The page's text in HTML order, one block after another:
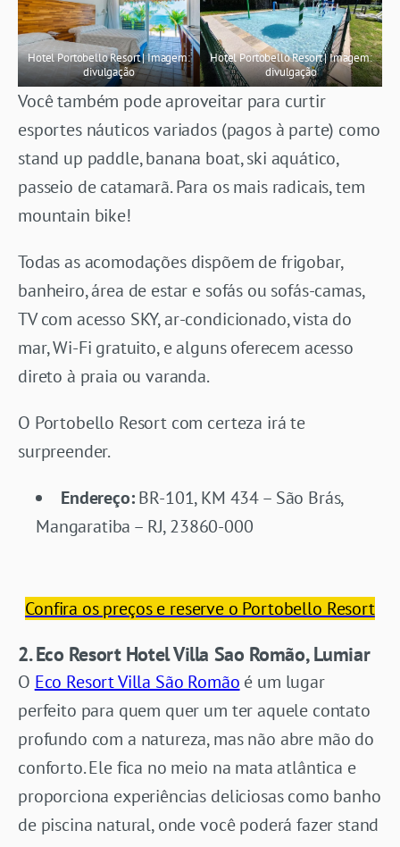
Hotel Portobello Resort | Imagem:
divulgação
Hotel Portobello Resort | Imagem:
divulgação
Você também pode aproveitar para curtir
esportes náuticos variados (pagos à parte) como
stand up paddle, banana boat, ski aquático,
passeio de catamarã. Para os mais radicais, tem
mountain bike!
Todas as acomodações dispõem de frigobar,
banheiro, área de estar e sofás ou sofás-camas,
TV com acesso SKY, ar-condicionado, vista do
mar, Wi-Fi gratuito, e alguns oferecem acesso
direto à praia ou varanda.
O Portobello Resort com certeza irá te
surpreender.
Endereço:BR-101, KM 434 – São Brás,
Mangaratiba – RJ, 23860-000
Confira os preços e reserve o Portobello Resort
2. Eco Resort Hotel Villa Sao Romão, Lumiar
O Eco Resort Villa São Romão é um lugar
perfeito para quem quer um ter aquele contato
profundo com a natureza, mas não abre mão do
conforto. Ele fica no meio na mata atlântica e
proporciona experiências deliciosas como banho
de piscina natural, onde você poderá fazer stand